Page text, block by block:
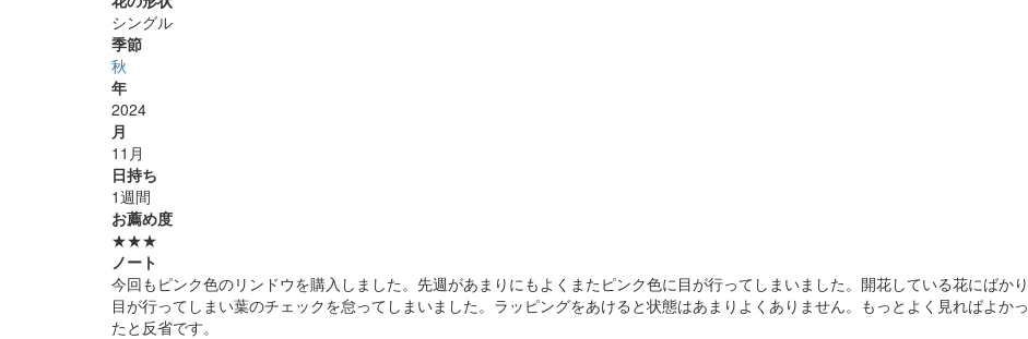
シングル
季節
秋
年
2024
月
11月
日持ち
1週間
お薦め度
★★★
ノート
今回もピンク色のリンドウを購入しました。先週があまりにもよくまたピンク色に目が行ってしまいました。開花している花にばかり
目が行ってしまい葉のチェックを怠ってしまいました。ラッピングをあけると状態はあまりよくありません。もっとよく見ればよかっ
たと反省です。